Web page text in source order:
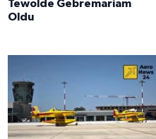
Tewolde Gebremariam
Oldu